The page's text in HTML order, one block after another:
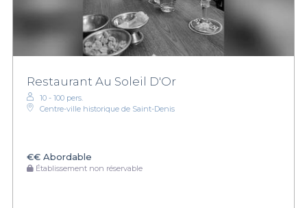
Restaurant Au Soleil D'Or
10 - 100 pers.
Centre-ville historique de Saint-Denis
€€ Abordable
Établissement non réservable